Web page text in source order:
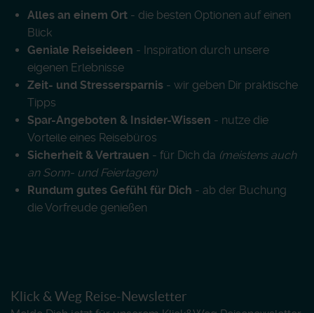
Alles an einem Ort - die besten Optionen auf einen
Blick
Geniale Reiseideen - Inspiration durch unsere
eigenen Erlebnisse
Zeit- und Stressersparnis - wir geben Dir praktische
Tipps
Spar-Angeboten & Insider-Wissen - nutze die
Vorteile eines Reisebüros
Sicherheit & Vertrauen - für Dich da (meistens auch
an Sonn- und Feiertagen)
Rundum gutes Gefühl für Dich - ab der Buchung
die Vorfreude genießen
Klick & Weg Reise-Newsletter